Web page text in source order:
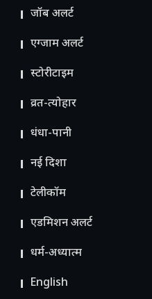
जॉब अलर्ट
एग्जाम अलर्ट
स्टोरीटाइम
व्रत-त्योहार
धंधा-पानी
नई दिशा
टेलीकॉम
ए​डमिशन अलर्ट
धर्म-अध्यात्म
English